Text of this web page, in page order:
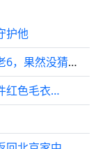
护他
天天晚上都在寻找昆吾，原来是你这个老6，果然没猜错，深潜
红色毛衣…